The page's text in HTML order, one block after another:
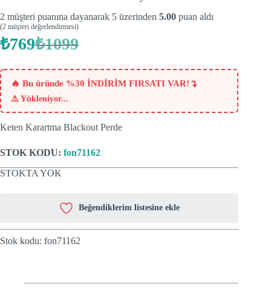
2 müşteri puanına dayanarak 5 üzerinden 5.00 puan aldı
(2 müşteri değerlendirmesi)
₺1099
Orijinal
₺1099.
₺769 Şu
fiyat:
₺769.
🔥 Bu üründe %30 İNDİRİM FIRSATI VAR! ↴
⚠️ Yükleniyor...
Keten Karartma Blackout Perde
STOK KODU: fon71162
STOKTA YOK
Beğendiklerim listesine ekle
Stok kodu: fon71162